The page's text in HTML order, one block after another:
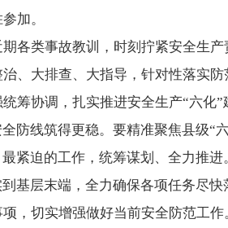
加。
各类事故教训，时刻拧紧安全生
、大排查、大指导，针对性落实
筹协调，扎实推进安全生产“六化
防线筑得更稳。要精准聚焦县级“
紧迫的工作，统筹谋划、全力推
基层末端，全力确保各项任务尽快
，切实增强做好当前安全防范工